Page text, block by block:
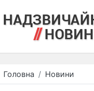
Головна Новини